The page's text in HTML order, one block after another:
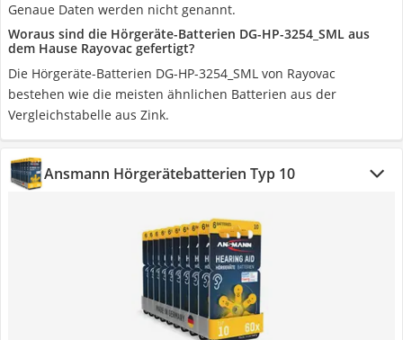
Genaue Daten werden nicht genannt.
Woraus sind die Hörgeräte-Batterien DG-HP-3254_SML aus
dem Hause Rayovac gefertigt?
Die Hörgeräte-Batterien DG-HP-3254_SML von Rayovac
bestehen wie die meisten ähnlichen Batterien aus der
Vergleichstabelle aus Zink.
Ansmann Hörgerätebatterien Typ 10